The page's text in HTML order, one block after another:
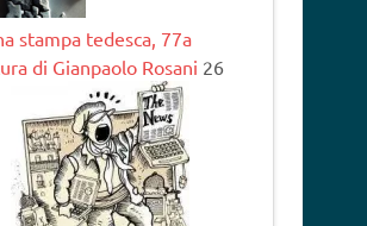
stampa tedesca, 77a
di Gianpaolo Rosani 26